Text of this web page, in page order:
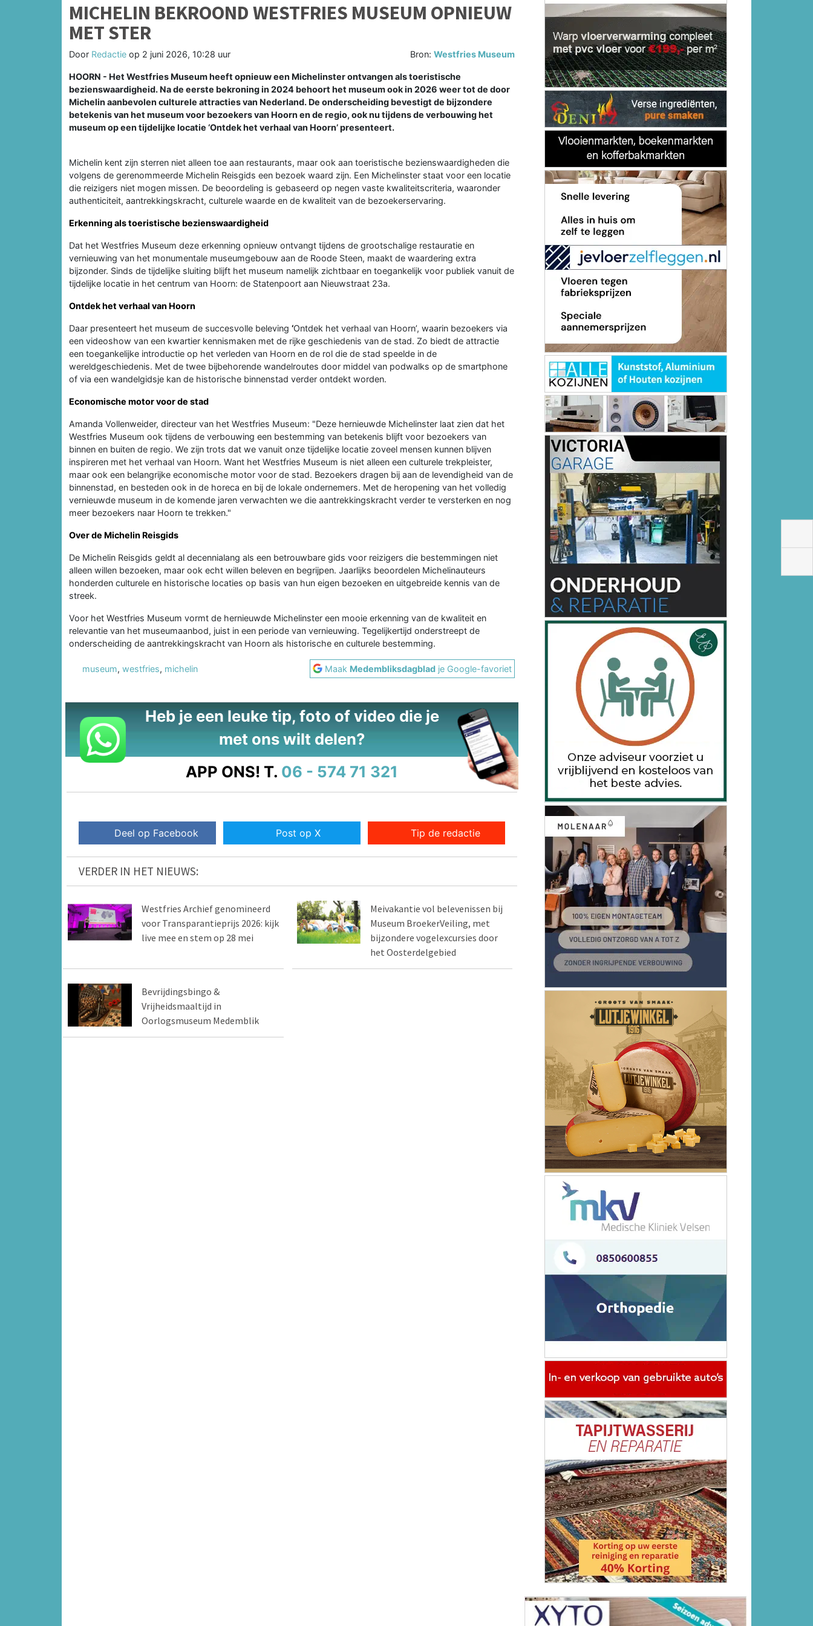
MICHELIN BEKROOND WESTFRIES MUSEUM OPNIEUW
MET STER
Door Redactie op 2 juni 2026, 10:28 uur Bron:Westfries Museum
HOORN - Het Westfries Museum heeft opnieuw een Michelinster ontvangen als toeristische
bezienswaardigheid. Na de eerste bekroning in 2024 behoort het museum ook in 2026 weer tot de door
Michelin aanbevolen culturele attracties van Nederland. De onderscheiding bevestigt de bijzondere
betekenis van het museum voor bezoekers van Hoorn en de regio, ook nu tijdens de verbouwing het
museum op een tijdelijke locatie ‘Ontdek het verhaal van Hoorn’ presenteert.
Michelin kent zijn sterren niet alleen toe aan restaurants, maar ook aan toeristische bezienswaardigheden die
volgens de gerenommeerde Michelin Reisgids een bezoek waard zijn. Een Michelinster staat voor een locatie
die reizigers niet mogen missen. De beoordeling is gebaseerd op negen vaste kwaliteitscriteria, waaronder
authenticiteit, aantrekkingskracht, culturele waarde en de kwaliteit van de bezoekerservaring.
Erkenning als toeristische bezienswaardigheid
Dat het Westfries Museum deze erkenning opnieuw ontvangt tijdens de grootschalige restauratie en
vernieuwing van het monumentale museumgebouw aan de Roode Steen, maakt de waardering extra
bijzonder. Sinds de tijdelijke sluiting blijft het museum namelijk zichtbaar en toegankelijk voor publiek vanuit de
tijdelijke locatie in het centrum van Hoorn: de Statenpoort aan Nieuwstraat 23a.
Ontdek het verhaal van Hoorn
Daar presenteert het museum de succesvolle beleving ‘Ontdek het verhaal van Hoorn’, waarin bezoekers via
een videoshow van een kwartier kennismaken met de rijke geschiedenis van de stad. Zo biedt de attractie
een toegankelijke introductie op het verleden van Hoorn en de rol die de stad speelde in de
wereldgeschiedenis. Met de twee bijbehorende wandelroutes door middel van podwalks op de smartphone
of via een wandelgidsje kan de historische binnenstad verder ontdekt worden.
Economische motor voor de stad
Amanda Vollenweider, directeur van het Westfries Museum: "Deze hernieuwde Michelinster laat zien dat het
Westfries Museum ook tijdens de verbouwing een bestemming van betekenis blijft voor bezoekers van
binnen en buiten de regio. We zijn trots dat we vanuit onze tijdelijke locatie zoveel mensen kunnen blijven
inspireren met het verhaal van Hoorn. Want het Westfries Museum is niet alleen een culturele trekpleister,
maar ook een belangrijke economische motor voor de stad. Bezoekers dragen bij aan de levendigheid van de
binnenstad, en besteden ook in de horeca en bij de lokale ondernemers. Met de heropening van het volledig
vernieuwde museum in de komende jaren verwachten we die aantrekkingskracht verder te versterken en nog
meer bezoekers naar Hoorn te trekken."
Over de Michelin Reisgids
De Michelin Reisgids geldt al decennialang als een betrouwbare gids voor reizigers die bestemmingen niet
alleen willen bezoeken, maar ook echt willen beleven en begrijpen. Jaarlijks beoordelen Michelinauteurs
honderden culturele en historische locaties op basis van hun eigen bezoeken en uitgebreide kennis van de
streek.
Voor het Westfries Museum vormt de hernieuwde Michelinster een mooie erkenning van de kwaliteit en
relevantie van het museumaanbod, juist in een periode van vernieuwing. Tegelijkertijd onderstreept de
onderscheiding de aantrekkingskracht van Hoorn als historische en culturele bestemming.
museum, westfries, michelin Maak Medembliksdagblad je Google-favoriet
Heb je een leuke tip, foto of video die je
met ons wilt delen?
APP ONS! T. 06 - 574 71 321
Deel op Facebook Post op X Tip de redactie
VERDER IN HET NIEUWS:
Westfries Archief genomineerd
voor Transparantieprijs 2026: kijk
live mee en stem op 28 mei
Meivakantie vol belevenissen bij
Museum BroekerVeiling, met
bijzondere vogelexcursies door
het Oosterdelgebied
Bevrijdingsbingo &
Vrijheidsmaaltijd in
Oorlogsmuseum Medemblik